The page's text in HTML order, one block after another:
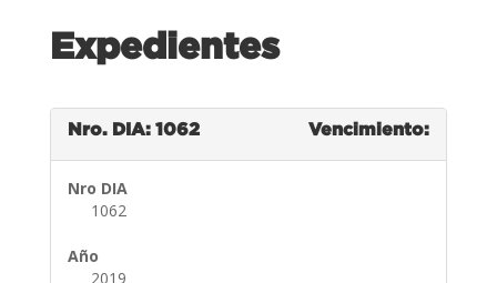
Expedientes
Nro. DIA: 1062 Vencimiento:
Nro DIA
1062
Año
2019